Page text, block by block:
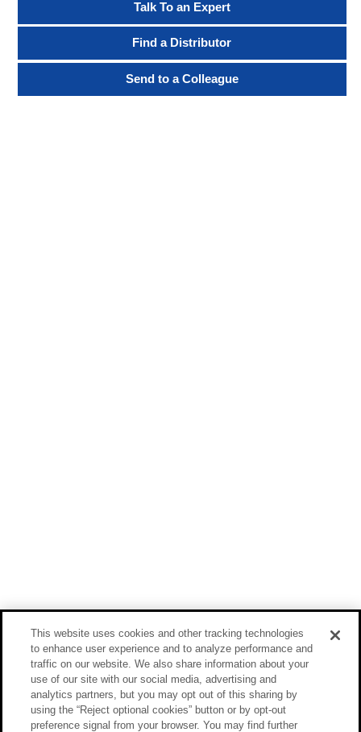
Talk To an Expert
Find a Distributor
Send to a Colleague
This website uses cookies and other tracking technologies
to enhance user experience and to analyze performance and
traffic on our website. We also share information about your
use of our site with our social media, advertising and
analytics partners, but you may opt out of this sharing by
using the “Reject optional cookies” button or by opt-out
preference signal from your browser. You may find further